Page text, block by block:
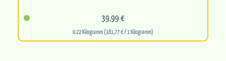
39,99 €
0.22 Kilogramm (181,77 € / 1 Kilogramm)